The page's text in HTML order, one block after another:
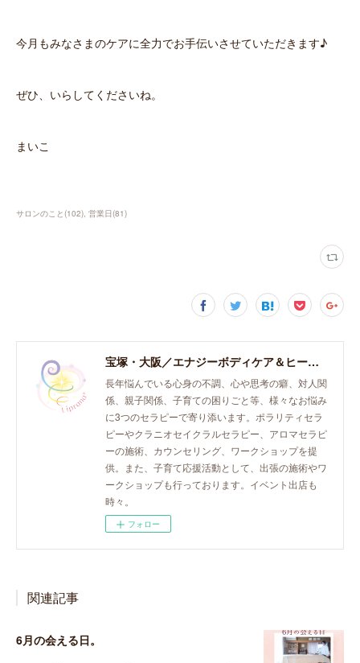
今月もみなさまのケアに全力でお手伝いさせていただきます♪
ぜひ、いらしてくださいね。
まいこ
サロンのこと(102) 営業日(81)
宝塚・大阪／エナジーボディケア＆ヒーリング「癒し、育て、らしく生きる。」おとなとこどものセラピースペース。
長年悩んでいる心身の不調、心や思考の癖、対人関
係、親子関係、子育ての困りごと等、様々なお悩み
に3つのセラピーで寄り添います。ポラリティセラ
ピーやクラニオセイクラルセラピー、アロマセラピ
ーの施術、カウンセリング、ワークショップを提
供。また、子育て応援活動として、出張の施術やワ
ークショップも行っております。イベント出店も
時々。
フォロー
関連記事
6月の会える日。